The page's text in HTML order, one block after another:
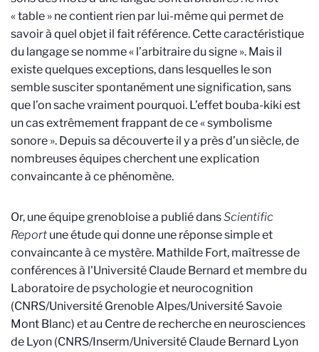
« table » ne contient rien par lui-même qui permet de
savoir à quel objet il fait référence. Cette caractéristique
du langage se nomme « l’arbitraire du signe ». Mais il
existe quelques exceptions, dans lesquelles le son
semble susciter spontanément une signification, sans
que l’on sache vraiment pourquoi. L’effet bouba-kiki est
un cas extrêmement frappant de ce « symbolisme
sonore ». Depuis sa découverte il y a près d’un siècle, de
nombreuses équipes cherchent une explication
convaincante à ce phénomène.
Or, une équipe grenobloise a publié dansScientific
Report une étude qui donne une réponse simple et
convaincante à ce mystère. Mathilde Fort, maîtresse de
conférences à l'Université Claude Bernard et membre du
Laboratoire de psychologie et neurocognition
(CNRS/Université Grenoble Alpes/Université Savoie
Mont Blanc) et au Centre de recherche en neurosciences
de Lyon (CNRS/Inserm/Université Claude Bernard Lyon